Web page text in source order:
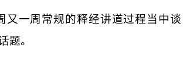
又一周常规的释经讲道过程当中谈
题。